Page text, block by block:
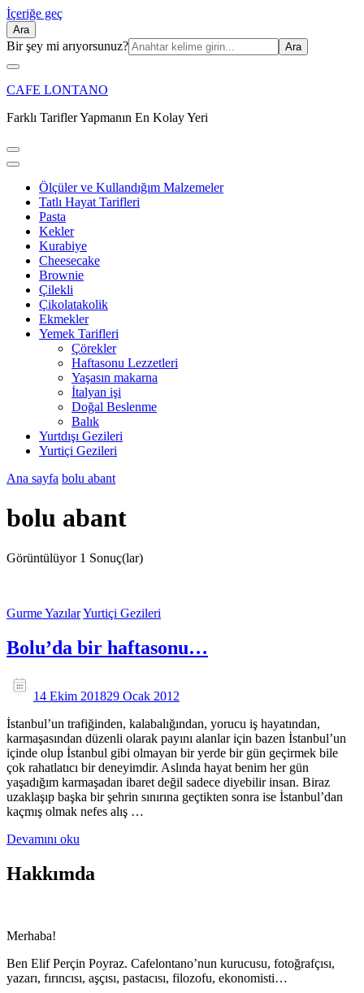
İçeriğe geç
Ara
Ara:
Bir şey mi arıyorsunuz?
CAFE LONTANO
Farklı Tarifler Yapmanın En Kolay Yeri
Ölçüler ve Kullandığım Malzemeler
Tatlı Hayat Tarifleri
Pasta
Kekler
Kurabiye
Cheesecake
Brownie
Çilekli
Çikolatakolik
Ekmekler
Yemek Tarifleri
Çörekler
Haftasonu Lezzetleri
Yaşasın makarna
İtalyan işi
Doğal Beslenme
Balık
Yurtdışı Gezileri
Yurtiçi Gezileri
Ana sayfa bolu abant
bolu abant
Görüntülüyor 1 Sonuç(lar)
Gurme YazılarYurtiçi Gezileri
Bolu’da bir haftasonu…
14 Ekim 201829 Ocak 2012
İstanbul’un trafiğinden, kalabalığından, yorucu iş hayatından,
karmaşasından düzenli olarak payını alanlar için bazen İstanbul’un
içinde olup İstanbul gibi olmayan bir yerde bir gün geçirmek bile
çok rahatlatıcı bir deneyimdir. Aslında hayat benim her gün
yaşadığım karmaşadan ibaret değil sadece diyebilir insan. Biraz
uzaklaşıp başka bir şehrin sınırına geçtikten sonra ise İstanbul’dan
kaçmış olmak nefes alış …
Devamını oku
Hakkımda
Merhaba!
Ben Elif Perçin Poyraz. Cafelontano’nun kurucusu, fotoğrafçısı,
yazarı, fırıncısı, aşçısı, pastacısı, filozofu, ekonomisti…